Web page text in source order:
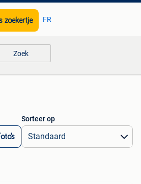
zoekertje FR
Zoek
Sorteer op